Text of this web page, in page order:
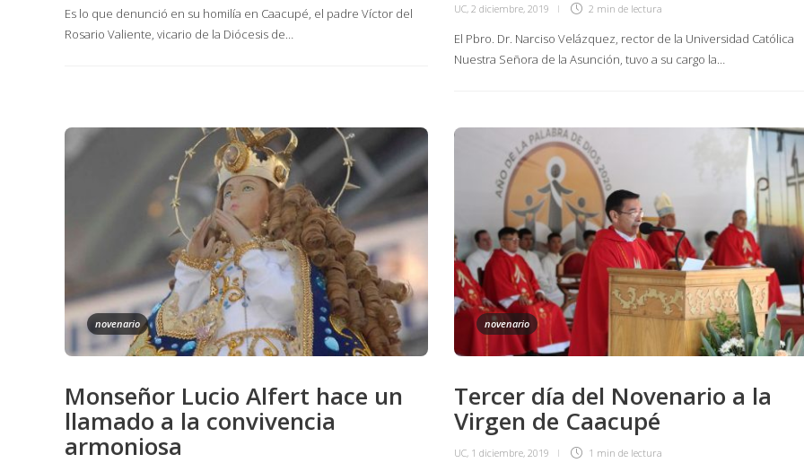
Es lo que denunció en su homilía en Caacupé, el padre Víctor del
Rosario Valiente, vicario de la Diócesis de…
UC, 2 diciembre, 2019 2 min de lectura
El Pbro. Dr. Narciso Velázquez, rector de la Universidad Católica
Nuestra Señora de la Asunción, tuvo a su cargo la…
novenario
Monseñor Lucio Alfert hace un
llamado a la convivencia
armoniosa
novenario
Tercer día del Novenario a la
Virgen de Caacupé
UC, 1 diciembre, 2019 1 min de lectura